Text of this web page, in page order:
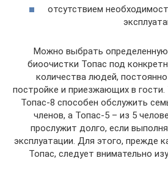
отсутствием
Можно выбрать
биоочистки Топас под
количества людей,
постройке и приезжающих в гости.
Топас-8 способен обслужить
членов, а Топас-5 – из 5
прослужит долго, если
эксплуатации. Для этого, прежде
Топас, следует внимательно